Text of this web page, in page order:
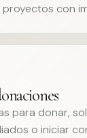
con
para donar,
o iniciar